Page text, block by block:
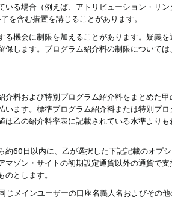
る場合（例えば、アトリビューション・リ
を含む措置を講じることがあります。
機会に制限を加えることがあります。疑義
します。プログラム紹介料の制限については、
料および特別プログラム紹介料をまとめた甲
ます。標準プログラム紹介料または特別プ
乙の紹介料率表に記載されている水準より
60日以内に、乙が選択した下記記載のオプ
ゾン・サイトの初期設定通貨以外の通貨で
とします。
メインユーザーの口座名義人名およびその他